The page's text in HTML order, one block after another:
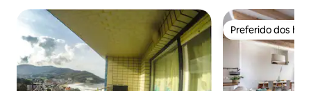
Preferido dos
Preferido dos